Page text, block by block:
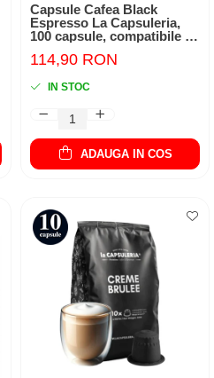
Capsule Cafea Black
Espresso La Capsuleria,
100 capsule, compatibile cu
114,90 RON
IN STOC
ADAUGA IN COS